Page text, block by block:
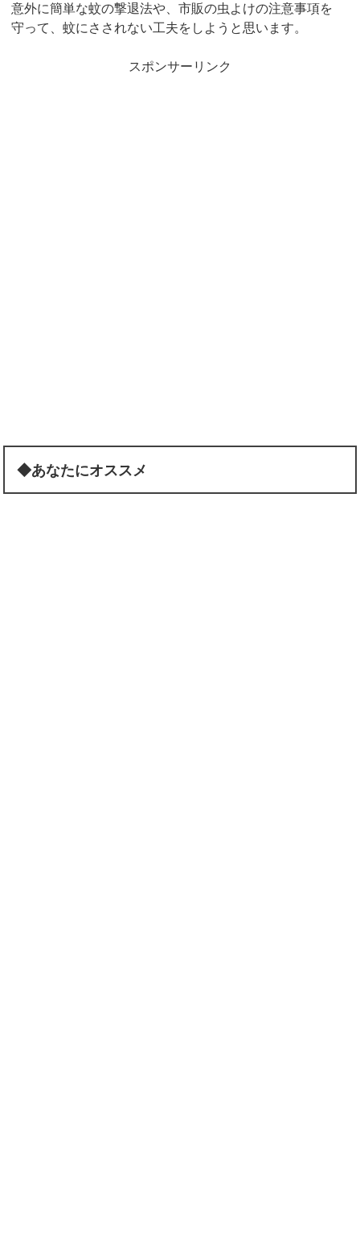
意外に簡単な蚊の撃退法や、市販の虫よけの注意事項を
守って、蚊にさされない工夫をしようと思います。
スポンサーリンク
◆あなたにオススメ